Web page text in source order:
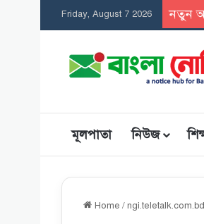
Friday, August 7 2026 নতুন
মূলপাতা নিউজ
Home /